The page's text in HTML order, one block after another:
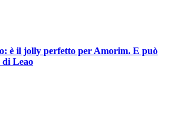
è il jolly perfetto per Amorim. E può
di Leao